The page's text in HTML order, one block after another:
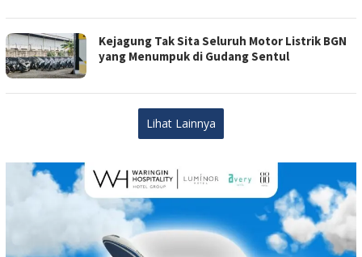
Kejagung Tak Sita Seluruh Motor Listrik BGN
yang Menumpuk di Gudang Sentul
Lihat Lainnya